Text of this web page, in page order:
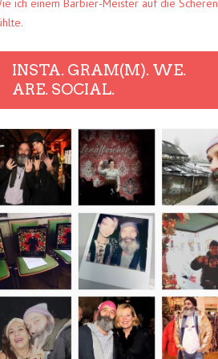
ich einem Barbier-Meister auf die Scheren
INSTA. GRAM(M). WE.
ARE. SOCIAL.